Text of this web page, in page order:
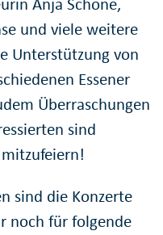
Anja Schöne,
und viele weitere
Unterstützung von
Essener
Überraschungen
sind
sind die Konzerte
noch für folgende